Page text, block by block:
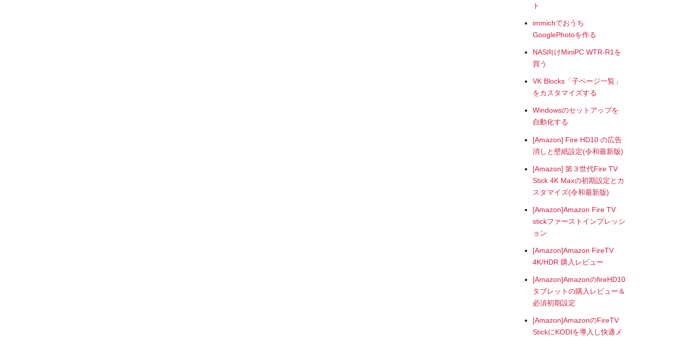
ト
immichでおうち
GooglePhotoを作る
NAS向けMiniPC WTR-R1を
買う
VK Blocks「子ページ一覧」
をカスタマイズする
Windowsのセットアップを
自動化する
[Amazon] Fire HD10 の広告
消しと壁紙設定(令和最新版)
[Amazon] 第３世代Fire TV
Stick 4K Maxの初期設定とカ
スタマイズ(令和最新版)
[Amazon]Amazon Fire TV
stickファーストインプレッシ
ョン
[Amazon]Amazon FireTV
4K/HDR 購入レビュー
[Amazon]AmazonのfireHD10
タブレットの購入レビュー＆
必須初期設定
[Amazon]AmazonのFireTV
StickにKODIを導入し快適メ